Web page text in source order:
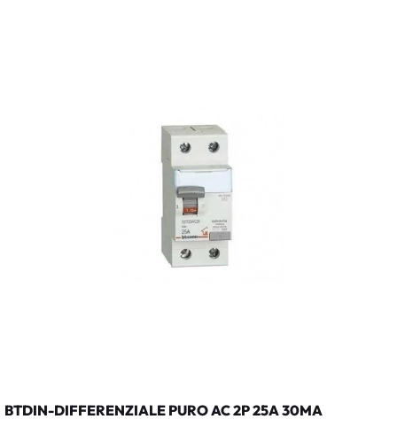
BTDIN-DIFFERENZIALE PURO AC 2P 25A 30MA